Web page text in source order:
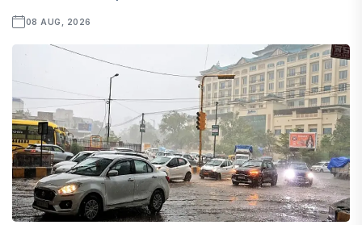
08 AUG, 2026